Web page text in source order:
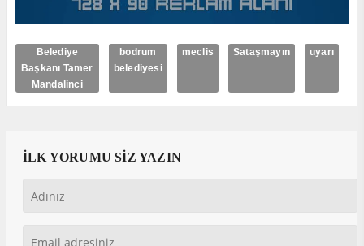
Belediye
Başkanı Tamer
Mandalinci
bodrum
belediyesi
meclis Sataşmayın uyarı
İLK YORUMU SİZ YAZIN